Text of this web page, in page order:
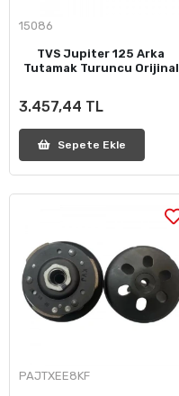
15086
TVS Jupiter 125 Arka
Tutamak Turuncu Orijinal
3.457,44 TL
Sepete Ekle
PAJTXEE8KF